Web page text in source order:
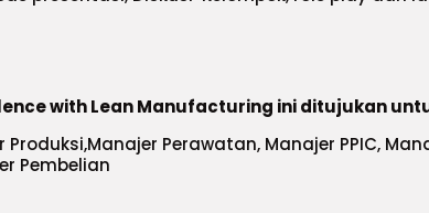
with Lean Manufacturing ini ditujukan
Produksi,Manajer Perawatan, Manajer PPIC,
Pembelian